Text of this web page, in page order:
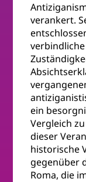
verankert.
ein
Vergleich
dieser
historische
gegenüber
Roma, die